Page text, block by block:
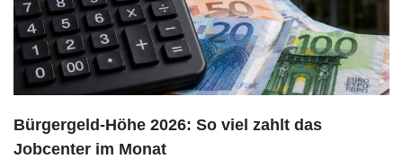
Bürgergeld-Höhe 2026: So viel zahlt das
Jobcenter im Monat